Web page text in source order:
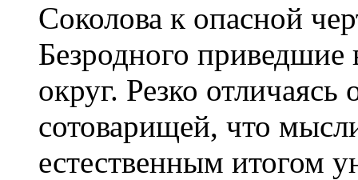
Соколова к опасной
Безродного приведшие
округ. Резко
сотоварищей, что
естественным итогом